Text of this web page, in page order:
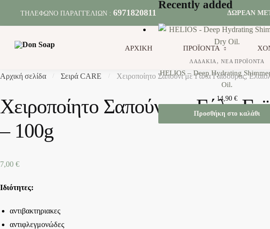
ΤΗΛΕΦΩΝΟ ΠΑΡΑΓΓΕΛΙΩΝ : 6971820811 ΔΩΡΕΑΝ
ΑΡΧΙΚΗ ΠΡΟΪΟΝΤΑ
Recently added
ΛΑΔΆΚΙΑ ,ΝΈΑ ΠΡΟΪΌΝΤΑ
HELIOS – Deep Hydrating
Oil.
14,90 €
Προσθήκη στο καλάθι
Αρχική σελίδα / Σειρά CARE / Χειροποίητο Σαπούνι με Γάλα Γαϊδούρας,
Χειροποίητο Σαπούνι με Γάλα
– 100g
7,00 €
Ιδιότητες:
αντιβακτηριακες
αντιφλεγμονώδες